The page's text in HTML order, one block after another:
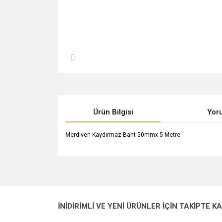
Ürün Bilgisi
Merdiven Kaydırmaz Bant 50mmx 5 Metre
Ürün açıklamasında eksik bilgiler bulunuyor.
İNİDİRİMLİ VE YENİ ÜRÜNLER İÇİN TAKİPTE